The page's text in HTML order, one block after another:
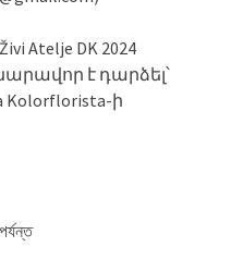
Atelje DK 2024
է դարձել՝
Kolorflorista-ի